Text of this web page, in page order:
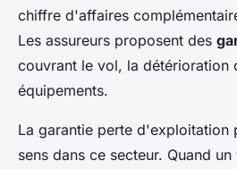
chiffre d'affaires
Les assureurs proposent des
couvrant le vol, la détérioration
équipements.
La garantie perte d'exploitation
sens dans ce secteur. Quand